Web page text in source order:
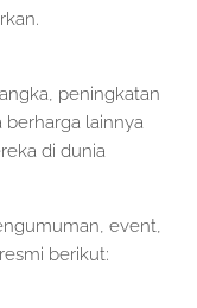
peningkatan
berharga lainnya
di dunia
event,
berikut: